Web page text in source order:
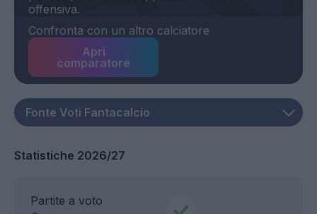
Confronta con un altro calciatore
Apri
comparatore
Statistiche 2026/27
Partite a voto